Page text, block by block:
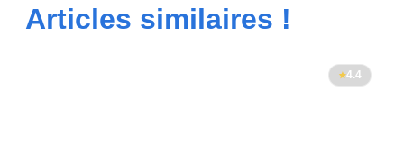
Articles similaires !
4.4